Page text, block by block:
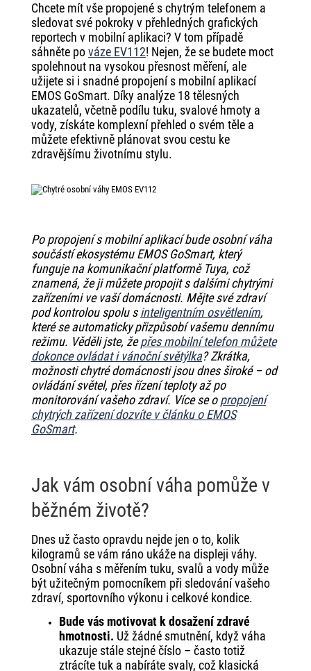
Chcete mít vše propojené s chytrým telefonem a
sledovat své pokroky v přehledných grafických
reportech v mobilní aplikaci? V tom případě
sáhněte pováze EV112! Nejen, že se budete moct
spolehnout na vysokou přesnost měření, ale
užijete si i snadné propojení s mobilní aplikací
EMOS GoSmart. Díky analýze 18 tělesných
ukazatelů, včetně podílu tuku, svalové hmoty a
vody, získáte komplexní přehled o svém těle a
můžete efektivně plánovat svou cestu ke
zdravějšímu životnímu stylu.
Po propojení s mobilní aplikací bude osobní váha
součástí ekosystému EMOS GoSmart, který
funguje na komunikační platformě Tuya, což
znamená, že ji můžete propojit s dalšími chytrými
zařízeními ve vaší domácnosti. Mějte své zdraví
pod kontrolou spolu sinteligentním osvětlením,
které se automaticky přizpůsobí vašemu dennímu
režimu. Věděli jste, žepřes mobilní telefon můžete
dokonce ovládat i vánoční světýlka? Zkrátka,
možnosti chytré domácnosti jsou dnes široké – od
ovládání světel, přes řízení teploty až po
monitorování vašeho zdraví. Více se opropojení
chytrých zařízení dozvíte v článku o EMOS
GoSmart.
Jak vám osobní váha pomůže v
běžném životě?
Dnes už často opravdu nejde jen o to, kolik
kilogramů se vám ráno ukáže na displeji váhy.
Osobní váha s měřením tuku, svalů a vody může
být užitečným pomocníkem při sledování vašeho
zdraví, sportovního výkonu i celkové kondice.
Bude vás motivovat k dosažení zdravé
hmotnosti. Už žádné smutnění, když váha
ukazuje stále stejné číslo – často totiž
ztrácíte tuk a nabíráte svaly, což klasická